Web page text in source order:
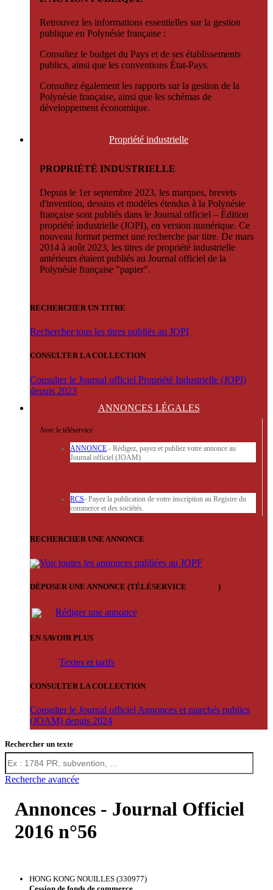
Retrouvez les informations essentielles sur la gestion
publique en Polynésie française :
Consultez le budget du Pays et de ses établissements
publics, ainsi que les conventions État-Pays.
Consultez également les rapports sur la gestion de la
Polynésie française, ainsi que les schémas de
développement économique.
Propriété industrielle
PROPRIÉTÉ INDUSTRIELLE
Depuis le 1er septembre 2023, les marques, brevets
d'invention, dessins et modèles étendus à la Polynésie
française sont publiés dans le Journal officiel – Édition
propriété industrielle (JOPI), en version numérique. Ce
nouveau format permet une recherche par titre. De mars
2014 à août 2023, les titres de propriété industrielle
antérieurs étaient publiés au Journal officiel de la
Polynésie française "papier".
RECHERCHER UN TITRE
Rechercher tous les titres publiés au JOPI
CONSULTER LA COLLECTION
Consulter le Journal officiel Propriété Industrielle (JOPI)
depuis 2023
ANNONCES LÉGALES
Avec le téléservice :
ANNONCE - Rédigez, payez et publiez votre annonce au
Journal officiel (JOAM)
RCS- Payez la publication de votre inscription au Registre du
commerce et des sociétés.
RECHERCHER UNE ANNONCE
Voir toutes les annonces publiées au JOPF
DÉPOSER UNE ANNONCE (TÉLÉSERVICE )
Rédiger une annonce
EN SAVOIR PLUS
Textes et tarifs
CONSULTER LA COLLECTION
Consulter le Journal officiel Annonces et marchés publics
(JOAM) depuis 2024
Rechercher un texte
Recherche avancée
Annonces - Journal Officiel
2016 n°56
HONG KONG NOUILLES (330977)